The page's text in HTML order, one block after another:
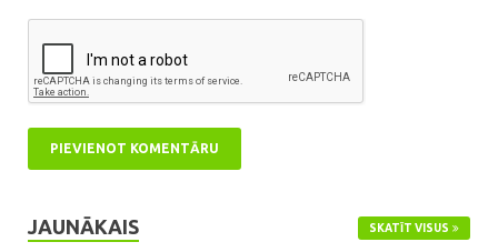
JAUNĀKAIS SKATĪT VISUS